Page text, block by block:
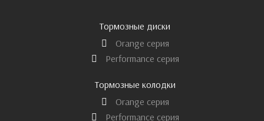
Тормозные диски
Orange серия
Performance серия
Тормозные колодки
Orange серия
Performance серия